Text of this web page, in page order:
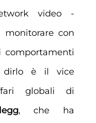
video -
con
comportamenti
dirlo è il vice
globali di
, che ha